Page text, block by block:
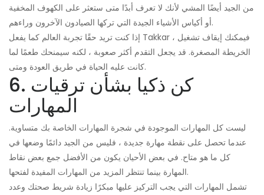
من الجيد أيضًا المشي لأنك لا تعرف أبدًا متى ستعثر على الكهوف المخفية
أو أكياس الأشياء الجيدة التي تركها الصيادون الآخرون وراءهم.
إذا كنت تريد حقًا تجربة العالم كما يفعل Takkar ، فيمكنك إيقاف تشغيل
الخريطة المصغرة. قد يجعل التقدم أكثر صعوبة ، لكنه سيمنحك طعمًا لما
كانت عليه الحياة في طريق العودة ومتى.
6. كن ذكيا بشأن ترقيات
المهارات
ليست كل المهارات الموجودة في شجرة المهارات الخاصة بك متساوية.
عندما تحصل على نقطة مهارة جديدة ، فليس من الجيد دائمًا وضعها في
كل ما هو متاح. في بعض الأحيان يكون من الأفضل جمع بعض نقاط
المهارة بينما تنتظر المزيد من المهارات المفيدة لفتحها.
تشمل المهارات التي يجب التركيز عليها مبكرًا زيادة شريط صحتك وعدد